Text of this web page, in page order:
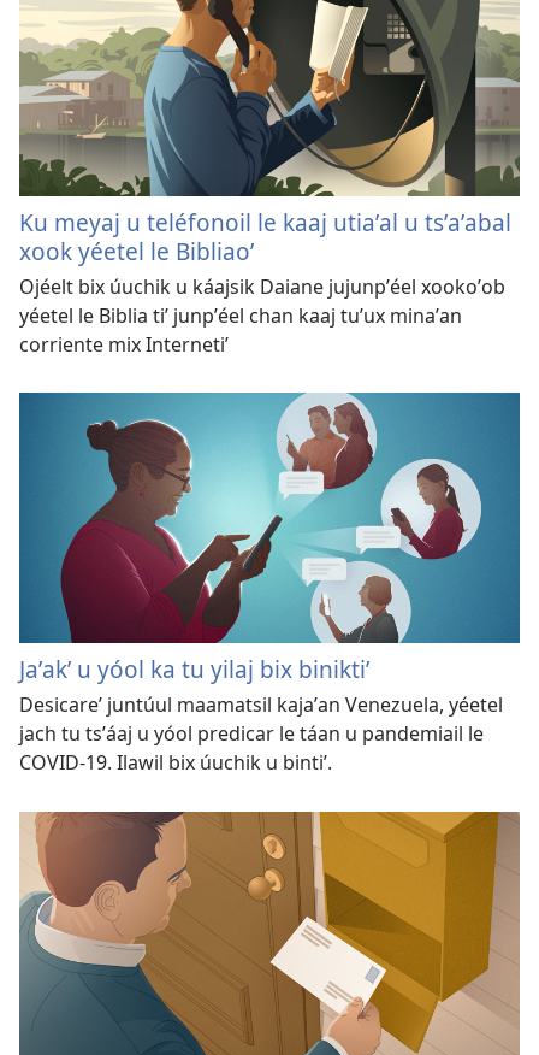
Ku meyaj u teléfonoil le kaaj utiaʼal u tsʼaʼabal
xook yéetel le Bibliaoʼ
Ojéelt bix úuchik u káajsik Daiane jujunpʼéel xookoʼob
yéetel le Biblia tiʼ junpʼéel chan kaaj tuʼux minaʼan
corriente mix Internetiʼ
Jaʼakʼ u yóol ka tu yilaj bix biniktiʼ
Desicareʼ juntúul maamatsil kajaʼan Venezuela, yéetel
jach tu tsʼáaj u yóol predicar le táan u pandemiail le
COVID-19. Ilawil bix úuchik u bintiʼ.